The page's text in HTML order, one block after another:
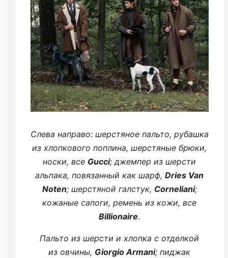
Cлева направо: шерстяное пальто, рубашка
из хлопкового поплина, шерстяные брюки,
носки, все Gucci; джемпер из шерсти
альпака, повязанный как шарф,Dries Van
Noten; шерстяной галстук, Corneliani;
кожаные сапоги, ремень из кожи, все
Billionaire.
Пальто из шерсти и хлопка с отделкой
из овчины, Giorgio Armani; пиджак